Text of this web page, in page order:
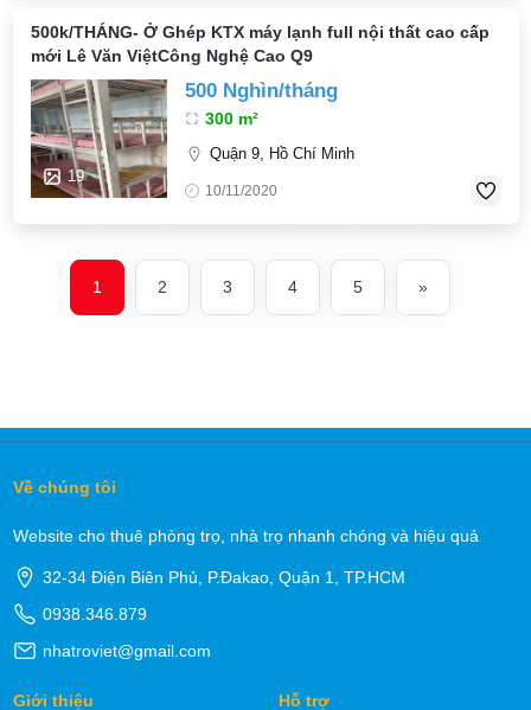
500k/THÁNG- Ở Ghép KTX máy lạnh full nội thất cao cấp
mới Lê Văn ViệtCông Nghệ Cao Q9
19
500 Nghìn/tháng
300 m²
Quận 9, Hồ Chí Minh
10/11/2020
1 2 3 4 5 »
Về chúng tôi
Website cho thuê phòng trọ, nhà trọ nhanh chóng và hiệu quả
32-34 Điện Biên Phủ, P.Đakao, Quận 1, TP.HCM
0938.346.879
nhatroviet@gmail.com
Giới thiệu Hỗ trợ